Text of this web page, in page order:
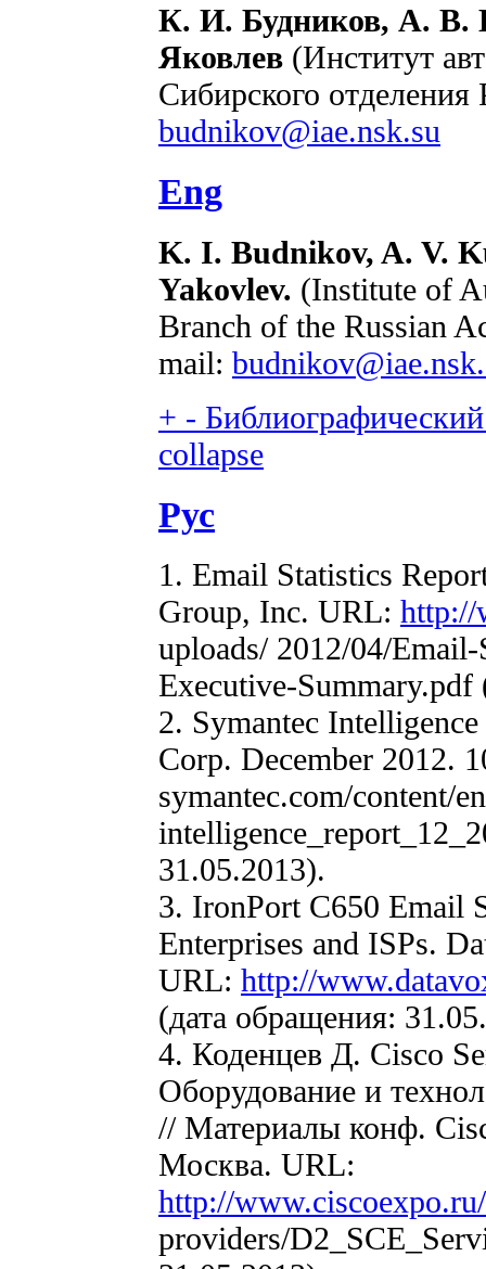
К. И. Будников, А. В.
Яковлев (Институт
Сибирского
budnikov@iae.nsk.su
Eng
K. I. Budnikov, A. V.
Yakovlev. (Institute of
Branch of the Russian
mail:
+ -
collapse
Рус
1. Email Statistics
Group, Inc. URL: http://
uploads/ 2012/04/
Executive-
2. Symantec
Corp. December 2012.
symantec.com/content/
31.05.2013).
3. IronPort C650 Email
Enterprises and ISPs.
URL: http://
(дата обращения:
4. Коденцев Д. Cisco
Оборудование и
// Материалы конф.
Москва. URL:
http://
providers/